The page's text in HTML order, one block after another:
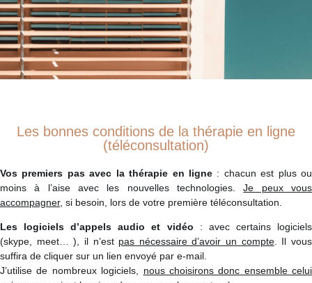
Les bonnes conditions de la thérapie en ligne
(téléconsultation)
Vos premiers pas avec la thérapie en ligne: chacun est plus ou
moins à l’aise avec les nouvelles technologies.Je peux vous
accompagner, si besoin, lors de votre première téléconsultation.
Les logiciels d’appels audio et vidéo : avec certains logiciels
(skype, meet… ), il n’est pas nécessaire d’avoir un compte. Il vous
suffira de cliquer sur un lien envoyé par e-mail.
J’utilise de nombreux logiciels, nous choisirons donc ensemble celui